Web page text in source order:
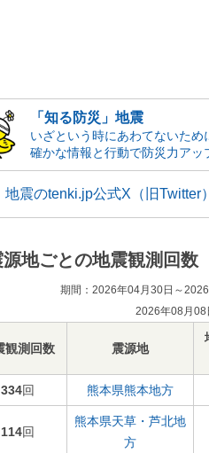
「知る防災」地震
いざという時にあわてないため
確かな情報と行動で防災力アッ
地震のtenki.jp公式X（旧Twitter）
源地ごとの地震観測回数
期間：2026年04月30日～
2026年08月08
観測回数 震源地
334回 熊本県熊本地方
114回
熊本県天草・芦北地
方